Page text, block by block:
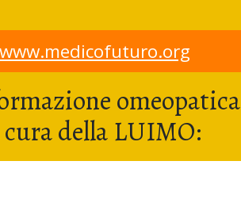
www.medicofuturo.org
omeopatica
cura della LUIMO: